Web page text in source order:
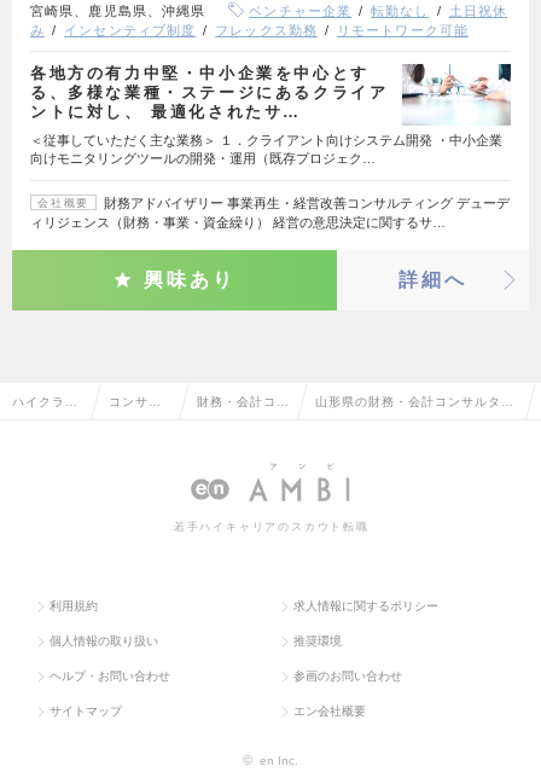
宮崎県、鹿児島県、沖縄県
ベンチャー企業 転勤なし
土日祝休
み
インセンティブ制度 フレックス勤務 リモートワーク可能
各地方の有力中堅・中小企業を中心とす
る、多様な業種・ステージにあるクライア
ントに対し、 最適化されたサ…
＜従事していただく主な業務＞ １．クライアント向けシステム開発 ・中小企業
向けモニタリングツールの開発・運用（既存プロジェク…
会社概要
財務アドバイザリー 事業再生・経営改善コンサルティング デューデ
ィリジェンス（財務・事業・資金繰り） 経営の意思決定に関するサ…
興味あり 詳細へ
ハイクラス コンサル 財務・会計コン 山形県の財務・会計コンサルタン
若手ハイキャリアのスカウト転職
利用規約 求人情報に関するポリシー
個人情報の取り扱い 推奨環境
ヘルプ・お問い合わせ 参画のお問い合わせ
サイトマップ エン会社概要
© en Inc.